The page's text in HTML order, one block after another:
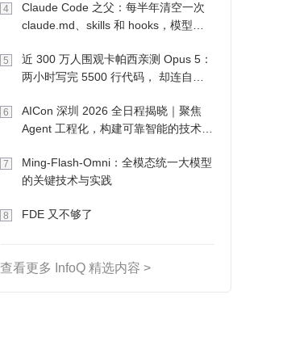
4
Claude Code 之父：每半年清空一次
claude.md、skills 和 hooks，模型自
5
近 300 万人围观卡帕西亲测 Opus 5：
两小时写完 5500 行代码， 却连自己
6
AICon 深圳 2026 全日程揭晓｜聚焦
Agent 工程化，构建可靠智能的技术路
7
Ming-Flash-Omni：全模态统一大模型
的关键技术与实践
8 FDE 又不够了
查看更多 InfoQ 精选内容 >